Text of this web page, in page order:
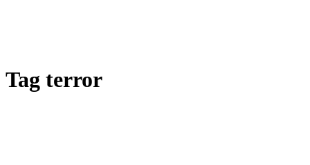
Tag terror